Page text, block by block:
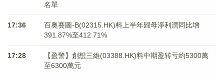
名單
17:36
百奧賽圖-B(02315.HK)料上半年歸母淨利潤同比增
391.87%至412.71%
17:28
【盈警】創想三維(03388.HK)料中期盈转亏約5300萬
至6300萬元